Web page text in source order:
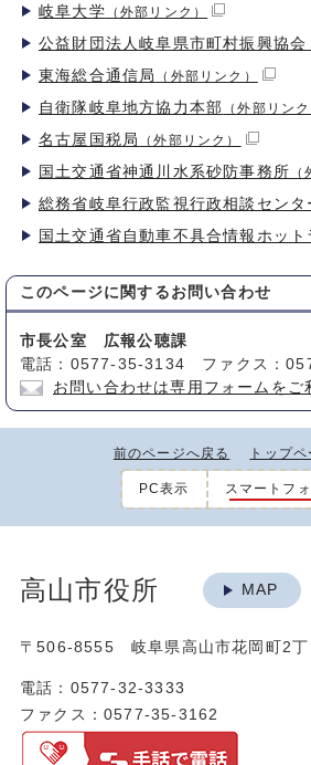
岐阜大学 （外部リンク）
公益財団法人岐阜県市町村振興協会
東海総合通信局 （外部リンク）
自衛隊岐阜地方協力本部 （外部リンク
名古屋国税局 （外部リンク）
国土交通省神通川水系砂防事務所
総務省岐阜行政監視行政相談センタ
国土交通省自動車不具合情報ホット
このページに関する お問い合わせ
市長公室 広報公聴課
電話：0577-35-3134 ファクス：
お問い合わせは専用フォームをご
前のページへ戻る トップ
PC表示 スマートフ
高山市役所 MAP
〒506-8555 岐阜県高山市花岡町2
電話：0577-32-3333
ファクス：0577-35-3162